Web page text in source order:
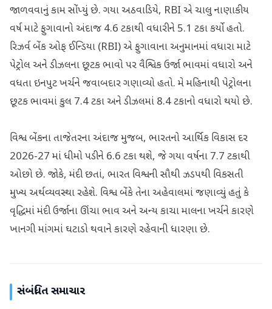
જાળવવાનું કામ સોંપ્યું છે. ગયા અઠવાડિયે, RBI એ ચાલુ નાણાકીય
વર્ષ માટે ફુગાવાનો અંદાજ 4.6 ટકાથી વધારીને 5.1 ટકા કર્યો હતો.
રિઝર્વ બેંક ઓફ ઈન્ડિયા (RBI) એ ફુગાવાના અનુમાનમાં વધારા માટે
પેટ્રોલ અને ડીઝલના છૂટક ભાવો પર વૈશ્વિક ઉર્જા ભાવમાં વધારો અને
વધતા ઇનપુટ ખર્ચને જવાબદાર ગણાવ્યો હતો. મે મહિનાથી પેટ્રોલના
છૂટક ભાવમાં કુલ 7.4 ટકા અને ડીઝલમાં 8.4 ટકાનો વધારો થયો છે.
વિશ્વ બેંકના તાજેતરના અંદાજ મુજબ, ભારતનો આર્થિક વિકાસ દર
2026-27 માં ધીમો પડીને 6.6 ટકા થશે, જે ગયા વર્ષના 7.7 ટકાથી
ઓછો છે. જોકે, મંદી છતાં, ભારત વિશ્વની સૌથી ઝડપથી વિકસતી
મુખ્ય અર્થવ્યવસ્થા રહેશે. વિશ્વ બેંકે તેના અહેવાલમાં જણાવ્યું હતું કે
વૃદ્ધિમાં મંદી ઉર્જાના ઊંચા ભાવ અને અન્ય કાચા માલના ખર્ચને કારણે
ખાનગી માંગમાં ઘટાડો થવાને કારણે રહેવાની ધારણા છે.
સંબંધિત સમાચાર